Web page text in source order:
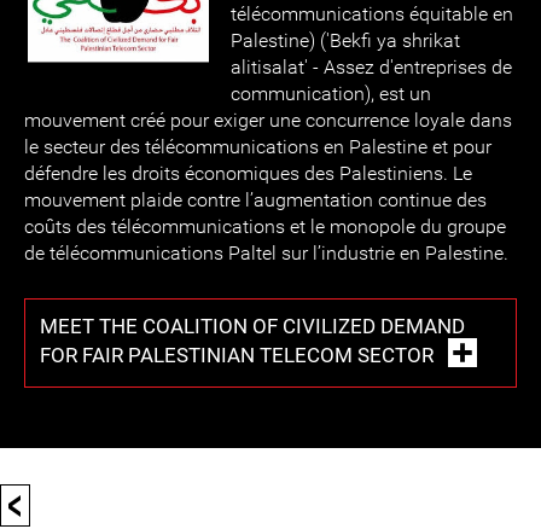
télécommunications équitable en
Palestine) ('Bekfi ya shrikat
alitisalat' - Assez d'entreprises de
communication), est un
mouvement créé pour exiger une concurrence loyale dans
le secteur des télécommunications en Palestine et pour
défendre les droits économiques des Palestiniens. Le
mouvement plaide contre l’augmentation continue des
coûts des télécommunications et le monopole du groupe
de télécommunications Paltel sur l’industrie en Palestine.
MEET THE COALITION OF CIVILIZED DEMAND
FOR FAIR PALESTINIAN TELECOM SECTOR
<